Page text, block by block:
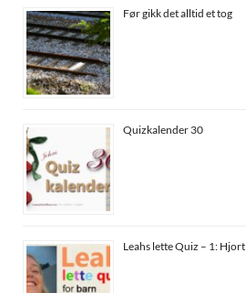
Før gikk det alltid et tog
Quizkalender 30
Leahs lette Quiz – 1: Hjort